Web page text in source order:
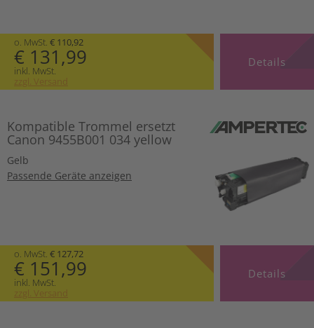
o. MwSt. € 110,92
€ 131,99
inkl. MwSt.
zzgl. Versand
Details
Kompatible Trommel ersetzt
Canon 9455B001 034 yellow
Gelb
Passende Geräte anzeigen
o. MwSt. € 127,72
€ 151,99
inkl. MwSt.
zzgl. Versand
Details